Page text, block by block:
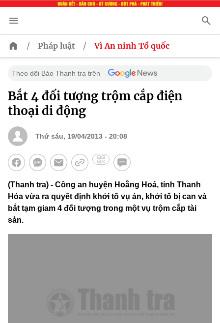
/ Pháp luật / Vì An ninh Tổ quốc
Theo dõi Báo Thanh tra trên
Bắt 4 đối tượng trộm cắp điện
thoại di động
Thứ sáu, 19/04/2013 - 20:08
(Thanh tra) - Công an huyện Hoằng Hoá, tỉnh Thanh
Hóa vừa ra quyết định khởi tố vụ án, khởi tố bị can và
bắt tạm giam 4 đối tượng trong một vụ trộm cắp tài
sản.